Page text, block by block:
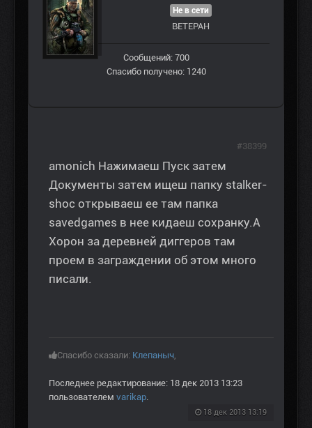
Не в сети
ВЕТЕРАН
Сообщений: 700
Спасибо получено: 1240
amonich Нажимаеш Пуск затем
Документы затем ищеш папку stalker-
shoc открываеш ее там папка
savedgames в нее кидаеш сохранку.А
Хорон за деревней диггеров там
проем в заграждении об этом много
писали.
Спасибо сказали: Клепаныч
Последнее редактирование: 18 дек 2013 13:23
пользователем varikap
18 дек 2013 13:19
#38399